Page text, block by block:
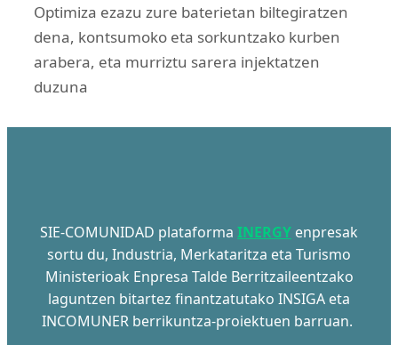
Optimiza ezazu zure baterietan biltegiratzen
dena, kontsumoko eta sorkuntzako kurben
arabera, eta murriztu sarera injektatzen
duzuna
SIE-COMUNIDAD plataforma INERGY enpresak
sortu du, Industria, Merkataritza eta Turismo
Ministerioak Enpresa Talde Berritzaileentzako
laguntzen bitartez finantzatutako INSIGA eta
INCOMUNER berrikuntza-proiektuen barruan.